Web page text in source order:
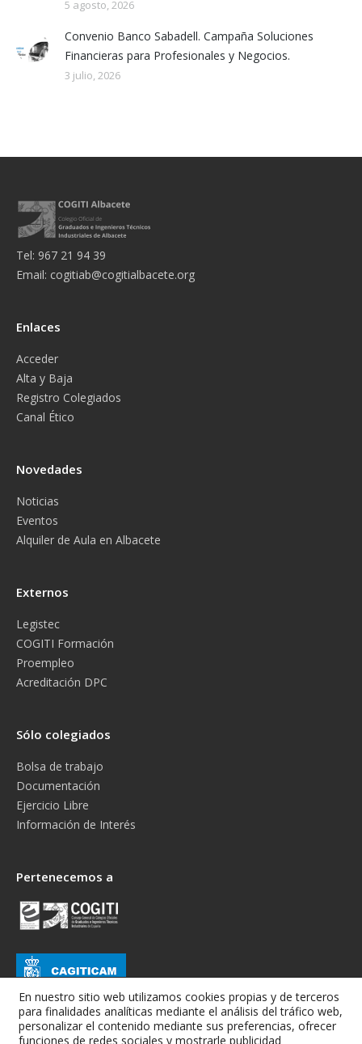
5 agosto, 2026
Convenio Banco Sabadell. Campaña Soluciones
Financieras para Profesionales y Negocios.
3 julio, 2026
Tel: 967 21 94 39
Email: cogitiab@cogitialbacete.org
Enlaces
Acceder
Alta y Baja
Registro Colegiados
Canal Ético
Novedades
Noticias
Eventos
Alquiler de Aula en Albacete
Externos
Legistec
COGITI Formación
Proempleo
Acreditación DPC
Sólo colegiados
Bolsa de trabajo
Documentación
Ejercicio Libre
Información de Interés
Pertenecemos a
En nuestro sitio web utilizamos cookies propias y de terceros
para finalidades analíticas mediante el análisis del tráfico web,
personalizar el contenido mediante sus preferencias, ofrecer
funciones de redes sociales y mostrarle publicidad